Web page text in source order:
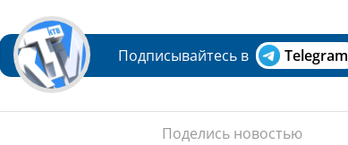
Подписывайтесь в Telegram
Поделись новостью